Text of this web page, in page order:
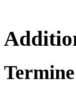
Termine